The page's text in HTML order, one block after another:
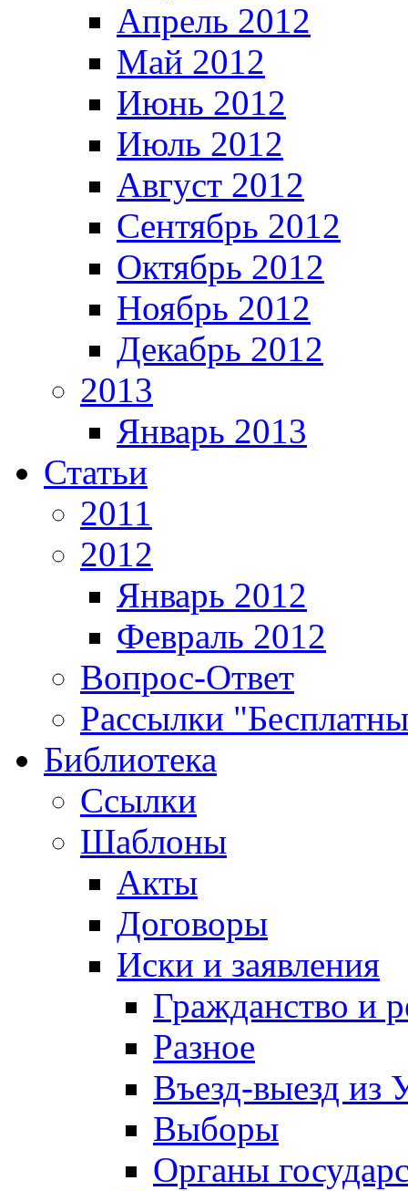
Апрель 2012
Май 2012
Июнь 2012
Июль 2012
Август 2012
Сентябрь 2012
Октябрь 2012
Ноябрь 2012
Декабрь 2012
2013
Январь 2013
Статьи
2011
2012
Январь 2012
Февраль 2012
Вопрос-Ответ
Рассылки
Библиотека
Ссылки
Шаблоны
Акты
Договоры
Иски и заявления
Гражданство и
Разное
Въезд-выезд из
Выборы
Органы